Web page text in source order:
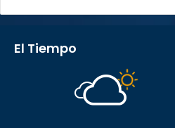
El Tiempo